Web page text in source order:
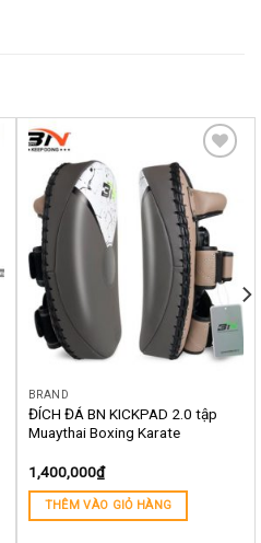
thích
BRAND
ĐÍCH ĐÁ BN KICKPAD 2.0 tập
Muaythai Boxing Karate
1,400,000₫
THÊM VÀO GIỎ HÀNG